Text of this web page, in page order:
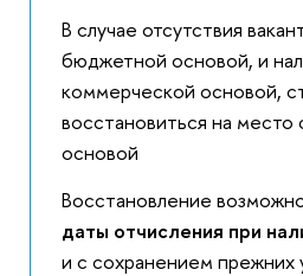
В случае отсутствия
бюджетной основой, и
коммерческой основой,
восстановиться на
основой
Восстановление
даты отчисления при
и с сохранением прежних